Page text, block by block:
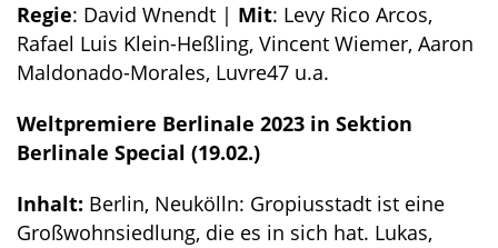
Regie: David Wnendt | Mit: Levy Rico Arcos,
Rafael Luis Klein-Heßling, Vincent Wiemer, Aaron
Maldonado-Morales, Luvre47 u.a.
Weltpremiere Berlinale 2023 in Sektion
Berlinale Special (19.02.)
Inhalt: Berlin, Neukölln: Gropiusstadt ist eine
Großwohnsiedlung, die es in sich hat. Lukas,